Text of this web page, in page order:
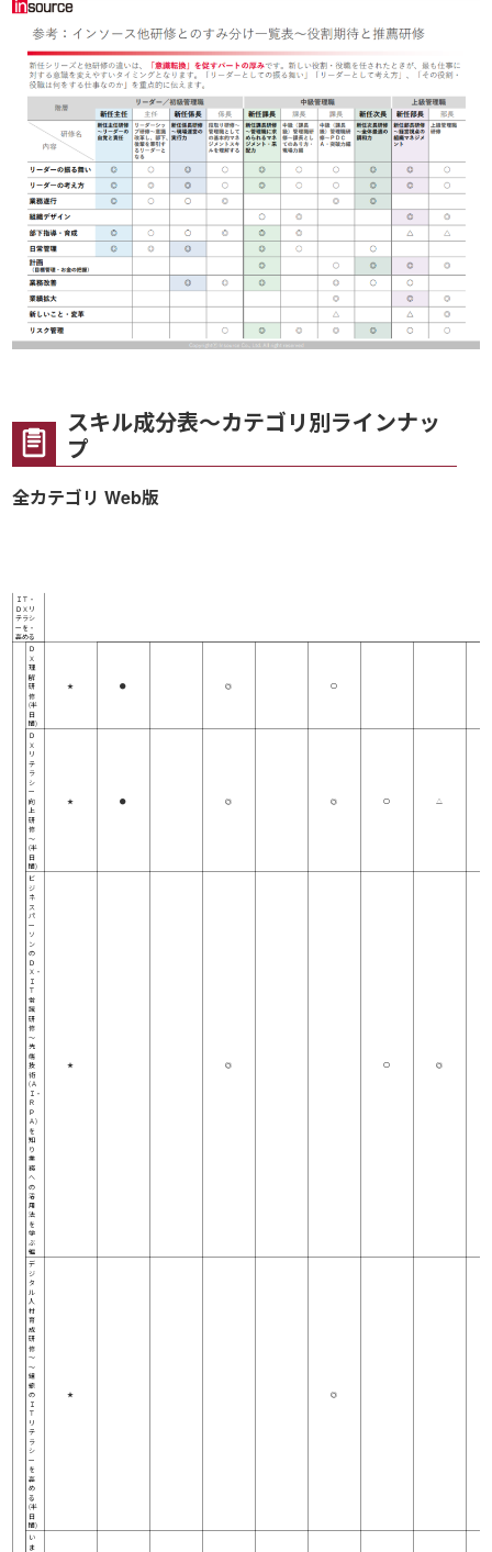
スキル成分表～カテゴリ別ラインナッ
プ
全カテゴリ Web版
ＩＴ・
ＤＸリ
テラシ
ーを・
高める
Ｄ
Ｘ
理
解
研
修
(半
日
間)
★ ● ◎ ○
Ｄ
Ｘ
リ
テ
ラ
シ
ー
向
上
研
修
～
(半
日
間)
★ ● ◎ ◎ ○ △
ビ
ジ
ネ
ス
パ
ー
ソ
ン
の
Ｄ
Ｘ・
Ｉ
Ｔ
常
識
研
修
～
先
端
技
術
(Ａ
Ｉ・
Ｒ
Ｐ
Ａ)
を
知
り
業
務
へ
の
活
用
法
を
学
ぶ
編
★ ◎ ○ ◎
デ
ジ
タ
ル
人
材
育
成
研
修
～
～
組
織
の
Ｉ
Ｔ
リ
テ
ラ
シ
ー
を
高
め
る
(半
日
間)
★ ◎
い
ま